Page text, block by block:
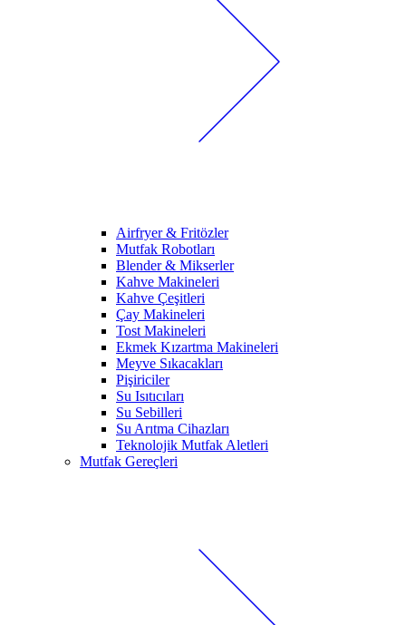
Airfryer & Fritözler
Mutfak Robotları
Blender & Mikserler
Kahve Makineleri
Kahve Çeşitleri
Çay Makineleri
Tost Makineleri
Ekmek Kızartma Makineleri
Meyve Sıkacakları
Pişiriciler
Su Isıtıcıları
Su Sebilleri
Su Arıtma Cihazları
Teknolojik Mutfak Aletleri
Mutfak Gereçleri